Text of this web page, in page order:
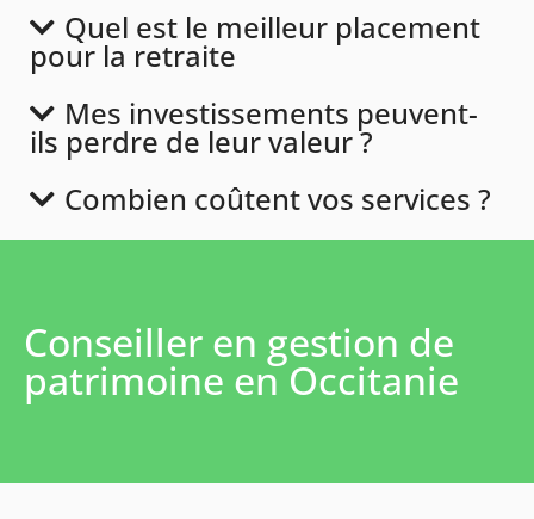
Quel est le meilleur placement
pour la retraite
Mes investissements peuvent-
ils perdre de leur valeur ?
Combien coûtent vos services ?
Conseiller en gestion de
patrimoine en Occitanie